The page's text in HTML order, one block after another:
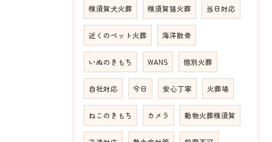
横須賀犬火葬 横須賀猫火葬 当日対応
近くのペット火葬 海洋散骨
いぬのきもち WANS 個別火葬
自社対応 今日 安心丁寧 火葬場
ねこのきもち カメラ 動物火葬横須賀